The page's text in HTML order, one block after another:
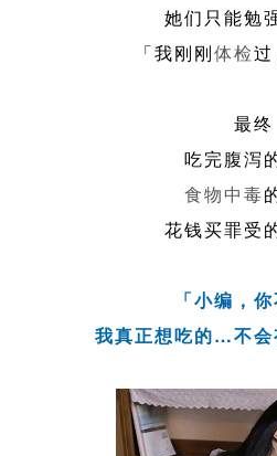
她们只能勉
「我刚刚体检过
最终
吃完腹泻
食物中毒
花钱买罪受
「小编，
我真正想吃的…不会